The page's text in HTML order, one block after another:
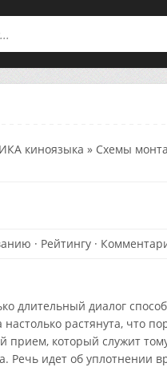
киноязыка » Схемы
· Рейтингу ·
длительный диалог
растянута, что
прием, который служит
Речь идет об уплотнении